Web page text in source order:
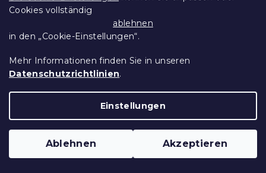
Cookies vollständig
ablehnen
in den „Cookie-Einstellungen“.
Mehr Informationen finden Sie in unseren
Datenschutzrichtlinien.
Einstellungen
Ablehnen Akzeptieren
15 % Rabattcode: